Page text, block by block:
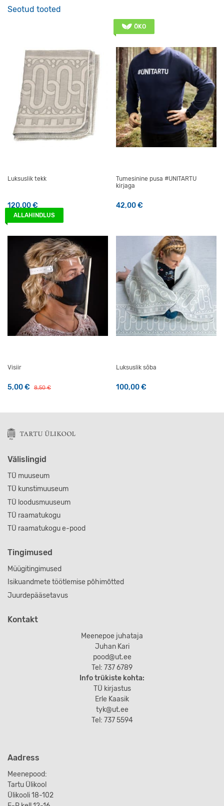
Seotud tooted
Luksuslik tekk
120,00€
ÖKO
Tumesinine pusa #UNITARTU
kirjaga
42,00€
ALLAHINDLUS
Visiir
8,50€Algne hind oli: 8,50 €.
5,00€ Praegune hind on: 5,00 €.
Luksuslik sõba
100,00€
Välislingid
TÜ muuseum
TÜ kunstimuuseum
TÜ loodusmuuseum
TÜ raamatukogu
TÜ raamatukogu e-pood
Tingimused
Müügitingimused
Isikuandmete töötlemise põhimõtted
Juurdepääsetavus
Kontakt
Meenepoe juhataja
Juhan Kari
pood@ut.ee
Tel: 737 6789
Info trükiste kohta:
TÜ kirjastus
Erle Kaasik
tyk@ut.ee
Tel: 737 5594
Aadress
Meenepood:
Tartu Ülikool
Ülikooli 18-102